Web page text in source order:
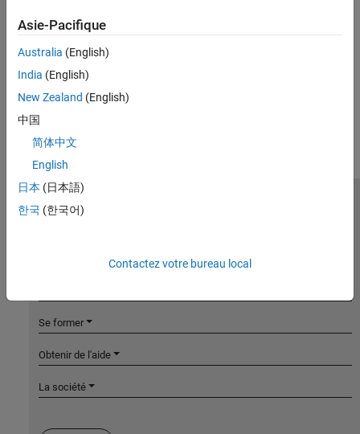
Asie-Pacifique
Australia (English)
India (English)
New Zealand (English)
中国
简体中文
English
日本 (日本語)
한국 (한국어)
Contactez votre bureau local
MathWorks
Découvrir les produits
Se former
Obtenir de l'aide
La société